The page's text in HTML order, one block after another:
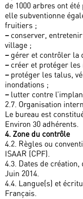
de 1000 arbres ont
elle subventionne
fruitiers ;
–conserver,
village ;
–gérer et contrôler la
–créer et protéger les
–protéger les talus,
inondations ;
–lutter contre
2.7. Organisation
Le bureau est
Environ 30 adhérents.
4. Zone du contrôle
4.2. Règles ou
ISAAR (CPF).
4.3. Dates de
Juin 2014.
4.4. Langue(s) et
Français.